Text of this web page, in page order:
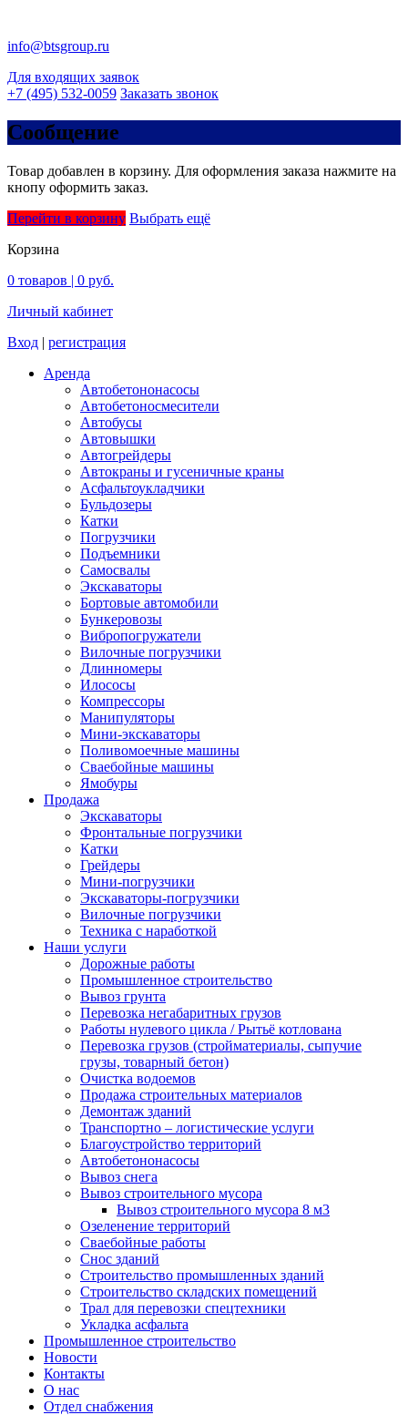
info@btsgroup.ru
Для входящих заявок
+7 (495) 532-0059 Заказать звонок
Сообщение
Товар добавлен в корзину. Для оформления заказа нажмите на
кнопу оформить заказ.
Перейти в корзину Выбрать ещё
Корзина
0 товаров | 0 руб.
Личный кабинет
Вход | регистрация
Аренда
Автобетононасосы
Авто­бетоно­смесители
Автобусы
Автовышки
Автогрейдеры
Автокраны и гусеничные краны
Асфальтоукладчики
Бульдозеры
Катки
Погрузчики
Подъемники
Самосвалы
Экскаваторы
Бортовые автомобили
Бункеровозы
Вибропогружатели
Вилочные погрузчики
Длинномеры
Илососы
Компрессоры
Манипуляторы
Мини-экскаваторы
Поливомоечные машины
Сваебойные машины
Ямобуры
Продажа
Экскаваторы
Фронтальные погрузчики
Катки
Грейдеры
Мини-погрузчики
Экскаваторы-погрузчики
Вилочные погрузчики
Техника с наработкой
Наши услуги
Дорожные работы
Промышленное строительство
Вывоз грунта
Перевозка негабаритных грузов
Работы нулевого цикла / Рытьё котлована
Перевозка грузов (стройматериалы, сыпучие
грузы, товарный бетон)
Очистка водоемов
Продажа строительных материалов
Демонтаж зданий
Транспортно – логистические услуги
Благоустройство территорий
Автобетононасосы
Вывоз снега
Вывоз строительного мусора
Вывоз строительного мусора 8 м3
Озеленение территорий
Сваебойные работы
Снос зданий
Строительство промышленных зданий
Строительство складских помещений
Трал для перевозки спецтехники
Укладка асфальта
Промышленное строительство
Новости
Контакты
О нас
Отдел снабжения